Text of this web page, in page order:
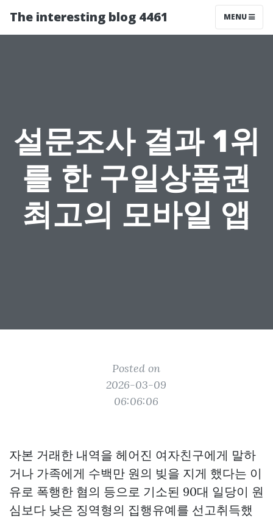
The interesting blog 4461 MENU
설문조사 결과 1위
를 한 구일상품권
최고의 모바일 앱
Posted on
2026-03-09
06:06:06
자본 거래한 내역을 헤어진 여자친구에게 말하
거나 가족에게 수백만 원의 빚을 지게 했다는 이
유로 폭행한 혐의 등으로 기소된 90대 일당이 원
심보다 낮은 징역형의 집행유예를 선고취득했